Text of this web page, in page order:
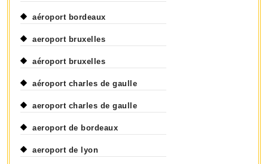
aéroport bordeaux
aeroport bruxelles
aéroport bruxelles
aéroport charles de gaulle
aeroport charles de gaulle
aeroport de bordeaux
aeroport de lyon